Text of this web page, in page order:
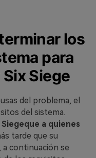
los
para
Siege
del problema, el
del sistema.
Siegeque a quienes
tarde que su
a continuación se